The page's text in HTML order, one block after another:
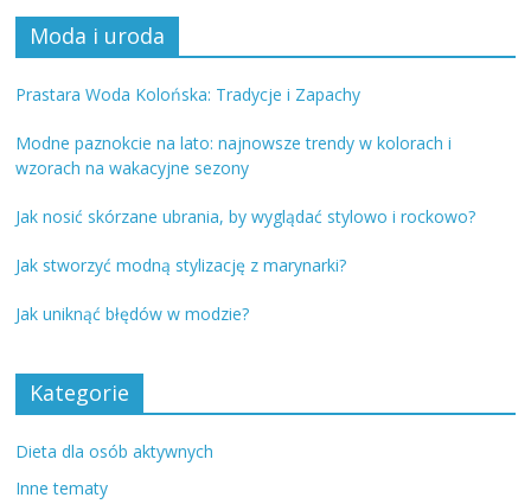
Moda i uroda
Prastara Woda Kolońska: Tradycje i Zapachy
Modne paznokcie na lato: najnowsze trendy w kolorach i
wzorach na wakacyjne sezony
Jak nosić skórzane ubrania, by wyglądać stylowo i rockowo?
Jak stworzyć modną stylizację z marynarki?
Jak uniknąć błędów w modzie?
Kategorie
Dieta dla osób aktywnych
Inne tematy